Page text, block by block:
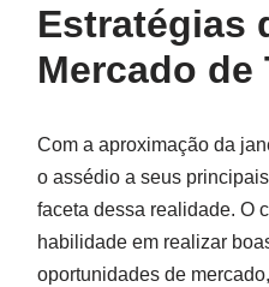
Estratégias
Mercado de
Com a aproximação da
o assédio a seus
faceta dessa realidade. O
habilidade em realizar
oportunidades de